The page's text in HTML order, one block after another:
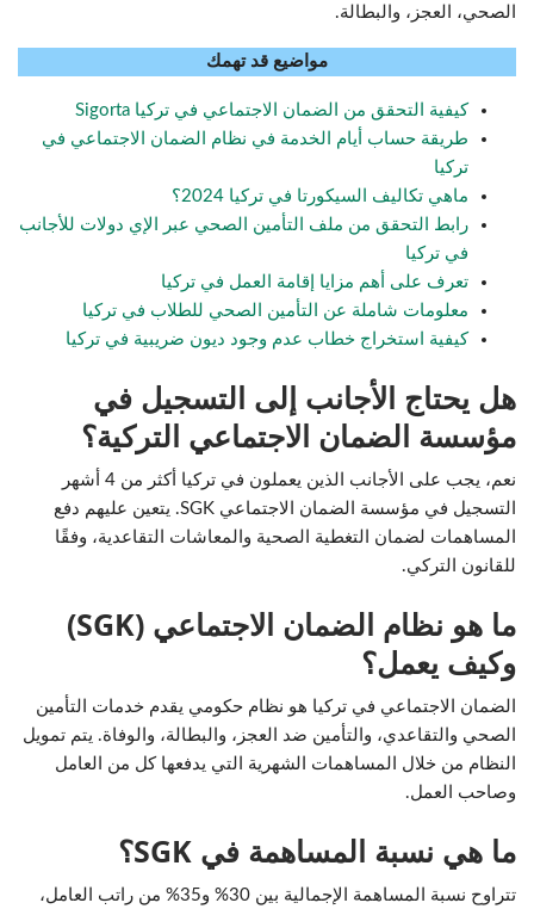
الصحي، العجز، والبطالة.
مواضيع قد تهمك
كيفية التحقق من الضمان الاجتماعي في تركيا Sigorta
طريقة حساب أيام الخدمة في نظام الضمان الاجتماعي في
تركيا
ماهي تكاليف السيكورتا في تركيا 2024؟
رابط التحقق من ملف التأمين الصحي عبر الإي دولات للأجانب
في تركيا
تعرف على أهم مزايا إقامة العمل في تركيا
معلومات شاملة عن التأمين الصحي للطلاب في تركيا
كيفية استخراج خطاب عدم وجود ديون ضريبية في تركيا
هل يحتاج الأجانب إلى التسجيل في
مؤسسة الضمان الاجتماعي التركية؟
نعم، يجب على الأجانب الذين يعملون في تركيا أكثر من 4 أشهر
التسجيل في مؤسسة الضمان الاجتماعي SGK. يتعين عليهم دفع
المساهمات لضمان التغطية الصحية والمعاشات التقاعدية، وفقًا
للقانون التركي.
ما هو نظام الضمان الاجتماعي (SGK)
وكيف يعمل؟
الضمان الاجتماعي في تركيا هو نظام حكومي يقدم خدمات التأمين
الصحي والتقاعدي، والتأمين ضد العجز، والبطالة، والوفاة. يتم تمويل
النظام من خلال المساهمات الشهرية التي يدفعها كل من العامل
وصاحب العمل.
ما هي نسبة المساهمة في SGK؟
تتراوح نسبة المساهمة الإجمالية بين 30% و35% من راتب العامل،